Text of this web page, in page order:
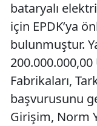
bataryalı
için EPDK’ya
bulunmuştur.
200.000.000,00
Fabrikaları,
başvurusunu
Girişim, Norm